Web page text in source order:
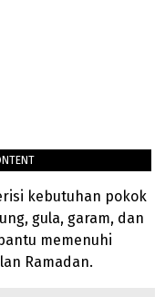
kebutuhan pokok
gula, garam, dan
memenuhi
Ramadan.